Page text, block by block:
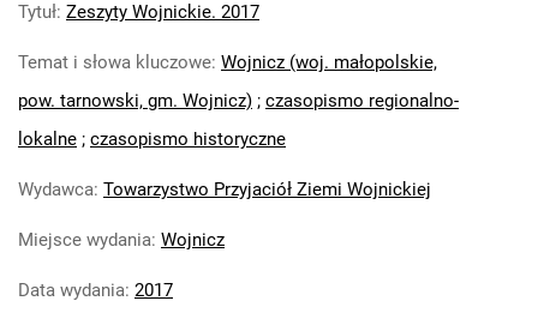
Tytuł: Zeszyty Wojnickie. 2017
Temat i słowa kluczowe: Wojnicz (woj. małopolskie,
pow. tarnowski, gm. Wojnicz) ; czasopismo regionalno-
lokalne ; czasopismo historyczne
Wydawca: Towarzystwo Przyjaciół Ziemi Wojnickiej
Miejsce wydania: Wojnicz
Data wydania: 2017